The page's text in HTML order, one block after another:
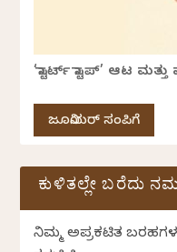
‘ಸ್ಟಾರ್ಟ್ ಸ್ಟಾಪ್’ ಆಟ
ಜೂನಿಯರ್ ಸಂಪಿಗೆ
ಕುಳಿತಲ್ಲೇ ಬರೆದು
ನಿಮ್ಮ ಅಪ್ರಕಟಿತ